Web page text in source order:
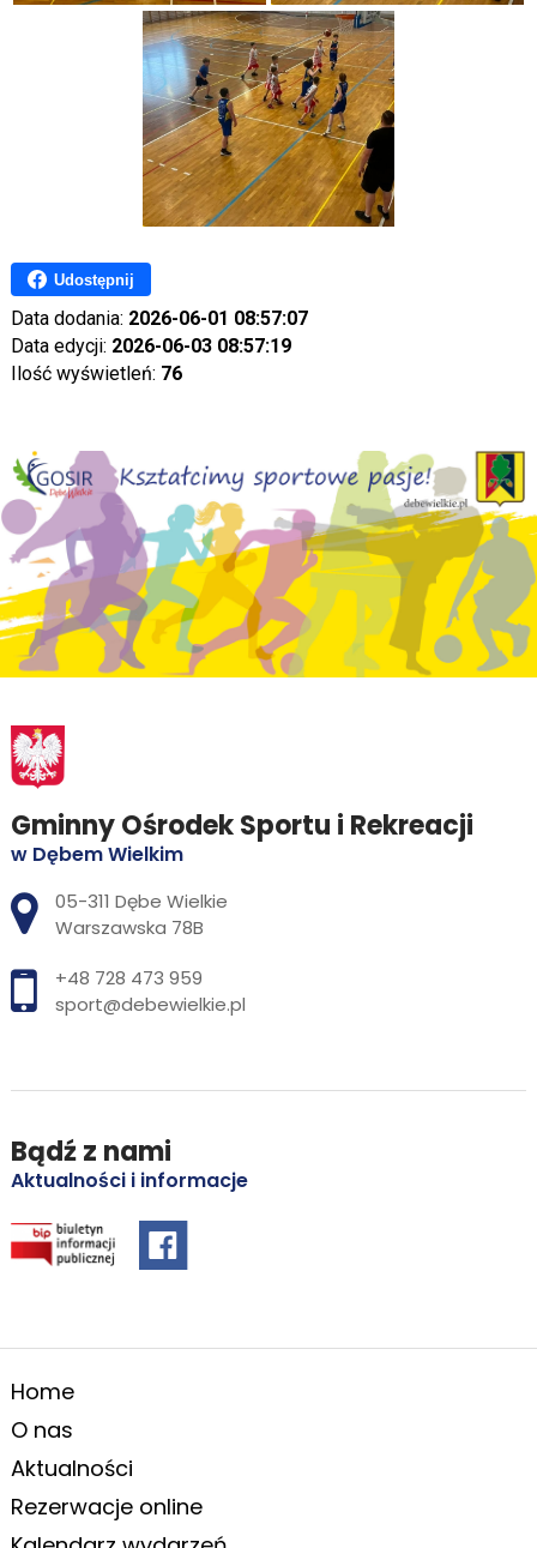
Udostępnij
Data dodania: 2026-06-01 08:57:07
Data edycji: 2026-06-03 08:57:19
Ilość wyświetleń: 76
Gminny Ośrodek Sportu i Rekreacji
w Dębem Wielkim
Adres pocztowy:
05-311 Dębe Wielkie
Warszawska 78B
+48 728 473 959
sport@debewielkie.pl
Bądź z nami
Aktualności i informacje
Home
O nas
Aktualności
Rezerwacje online